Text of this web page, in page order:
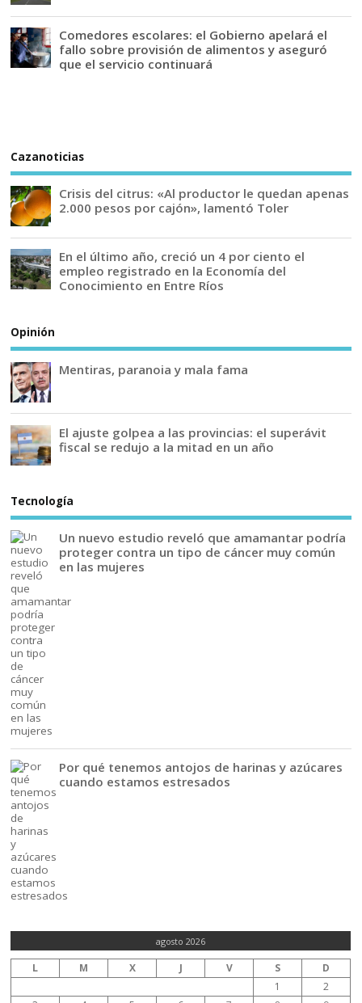
Comedores escolares: el Gobierno apelará el
fallo sobre provisión de alimentos y aseguró
que el servicio continuará
Cazanoticias
Crisis del citrus: «Al productor le quedan apenas
2.000 pesos por cajón», lamentó Toler
En el último año, creció un 4 por ciento el
empleo registrado en la Economía del
Conocimiento en Entre Ríos
Opinión
Mentiras, paranoia y mala fama
El ajuste golpea a las provincias: el superávit
fiscal se redujo a la mitad en un año
Tecnología
Un nuevo estudio reveló que amamantar podría
proteger contra un tipo de cáncer muy común
en las mujeres
Por qué tenemos antojos de harinas y azúcares
cuando estamos estresados
agosto 2026
L M X J V S
D
1
2